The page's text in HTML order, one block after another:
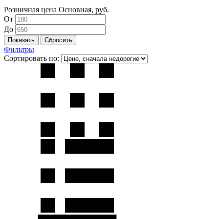
Розничная цена Основная, руб.
От
До
Фильтры
Сортировать по: